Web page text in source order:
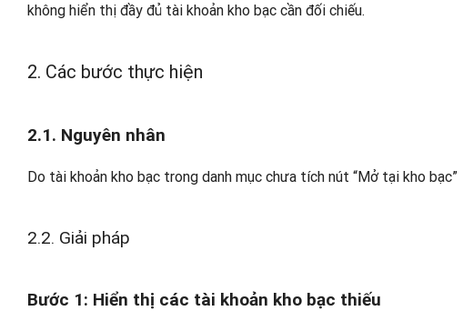
không hiển thị đầy đủ tài khoản kho bạc cần đối chiếu.
2. Các bước thực hiện
2.1. Nguyên nhân
Do tài khoản kho bạc trong danh mục chưa tích nút “Mở tại kho bạc”
2.2. Giải pháp
Bước 1: Hiển thị các tài khoản kho bạc thiếu